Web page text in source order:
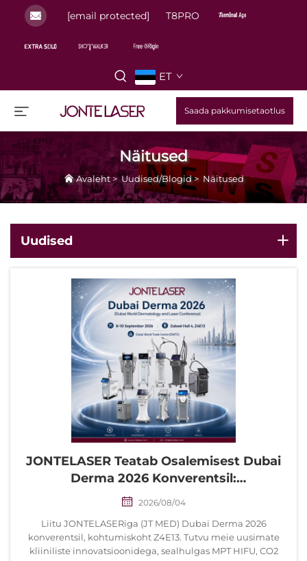
[email protected] T8PRO
ET
Saada pakkumisetaotlus
Näitused
Avaleht>Uudised/Blogid> Näitused
Uudised
JONTELASER Teatab Osalemisest Dubai
Derma 2026 Konverentsil:
Ümberdefineerides Esteetilise
2026/08/04
Liitu JONTELASERiga (JT MED) Dubai Derma 2026
konverentsil, kohtumiskoht Z4E13. Tutvu meie uusimate
kliiniliste innovatsioonidega, sealhulgas MPT HIFU, CO2